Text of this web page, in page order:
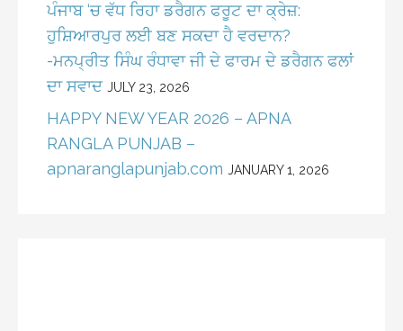
ਪੰਜਾਬ ‘ਚ ਵੱਧ ਰਿਹਾ ਡਰੈਗਨ ਫਰੂਟ ਦਾ ਕ੍ਰੇਜ਼:
ਹੁਸ਼ਿਆਰਪੁਰ ਲਈ ਬਣ ਸਕਦਾ ਹੈ ਵਰਦਾਨ?
-ਮਨਪ੍ਰੀਤ ਸਿੰਘ ਰੰਧਾਵਾ ਜੀ ਦੇ ਫਾਰਮ ਦੇ ਡਰੈਗਨ ਫਲਾਂ
ਦਾ ਸਵਾਦ JULY 23, 2026
HAPPY NEW YEAR 2026 – APNA
RANGLA PUNJAB –
apnaranglapunjab.com JANUARY 1, 2026